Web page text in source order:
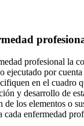
profesional la
ejecutado por cuenta
en el cuadro
y desarrollo de
los elementos o
cada enfermedad